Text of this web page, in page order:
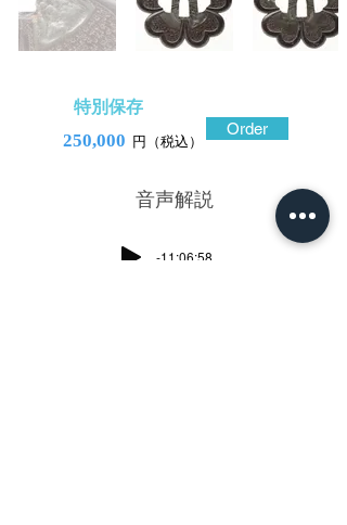
特別保存
250,000 円（税込）
Order
​音声解説
-11:06:58